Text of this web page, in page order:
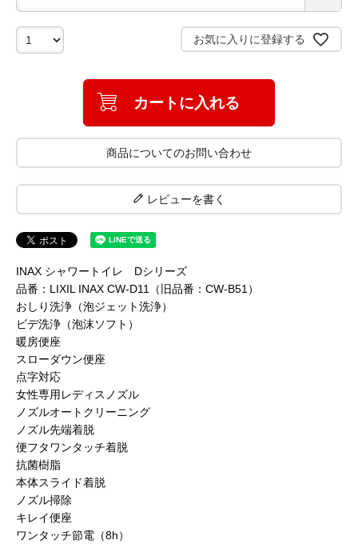
お気に入りに登録する
カートに入れる
商品についてのお問い合わせ
レビューを書く
INAX シャワートイレ Dシリーズ
品番：LIXIL INAX CW-D11（旧品番：CW-B51）
おしり洗浄（泡ジェット洗浄）
ビデ洗浄（泡沫ソフト）
暖房便座
スローダウン便座
点字対応
女性専用レディスノズル
ノズルオートクリーニング
ノズル先端着脱
便フタワンタッチ着脱
抗菌樹脂
本体スライド着脱
ノズル掃除
キレイ便座
ワンタッチ節電（8h）